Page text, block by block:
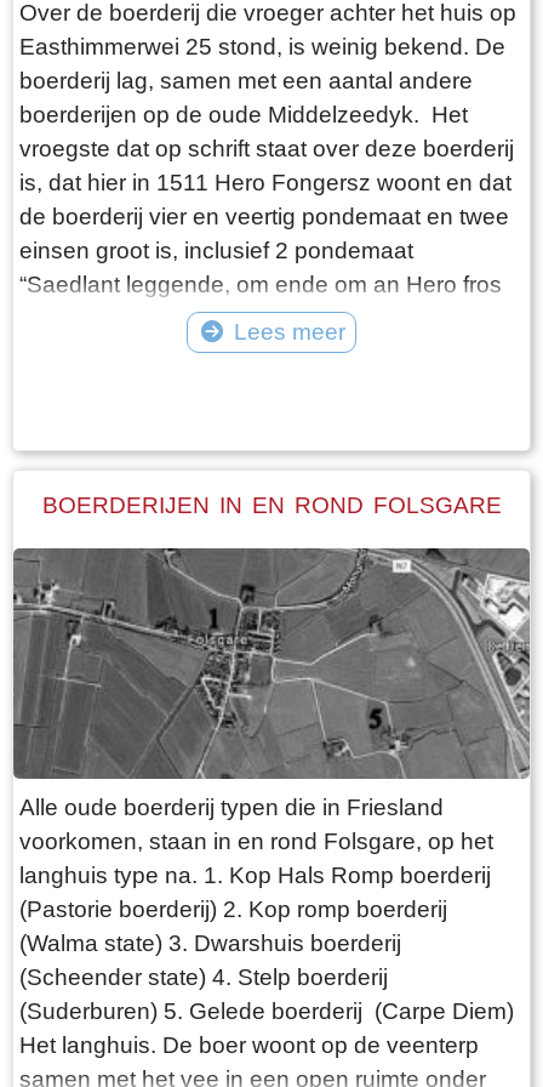
een groot deel van het jaar onbegaanbaar.
Vervoer over water is de belangrijkste
verbinding tot in 1914 de Easthimmerwei wordt
aangelegd. Nadat de beweegbare brug in
Oosthem in 1953 wordt vervangen door een
vaste brug, is het voorgoed voorbij met het
goederenvervoer over water.
Over de boerderij die vroeger achter het huis op
Easthimmerwei 25 stond, is weinig bekend. De
boerderij lag, samen met een aantal andere
boerderijen op de oude Middelzeedyk. Het
vroegste dat op schrift staat over deze boerderij
is, dat hier in 1511 Hero Fongersz woont en dat
de boerderij vier en veertig pondemaat en twee
einsen groot is, inclusief 2 pondemaat
“Saedlant leggende, om ende om an Hero fros
huijs ende Heem“. Het weiland ligt vanaf de
boerderij tot aan de Mieddyk en het “hoijland” ligt
Folsgara naar de Tsjaerddyk om bij het land te
we lezen in een advertentie van 24 oktober
1787 in de LC: De Secretaris ADEMA, zal op
Dinsdag den 30 October 1787 ’s Na demiddags
om 1 Uur, in het Waapen van Sneek by de
Finale Palm slag verkopen Een uitmuntende
ZATHE en LANDEN met de Huizinge, Schure,
Hovinge en wydere annexen gelegen in
Folsgare, groot in het geheel, 40 een tweede
Pondematen belast met 19 Floreen by JELLE
PYTTERS bewoond Petry en May 1793 vry van
Huur, te huur doende boven de lasten a 222
Car. Guldens waarop per Pondem. geboden is
111 g.gls. Jelle Pytters (Pieters) is de zoon van
Pytter Jelles en Ytie Jorrits. Pytter en Ytie zijn in
1757 getrouwd in Oosthem en boeren daarna in
Westhem / Wolsum. Zoon Jelle wordt geboren in
Lees meer
BOERDERIJEN IN EN ROND FOLSGARE
Alle oude boerderij typen die in Friesland
voorkomen, staan in en rond Folsgare, op het
langhuis type na. 1. Kop Hals Romp boerderij
(Pastorie boerderij) 2. Kop romp boerderij
(Walma state) 3. Dwarshuis boerderij
(Scheender state) 4. Stelp boerderij
(Suderburen) 5. Gelede boerderij (Carpe Diem)
Het langhuis. De boer woont op de veenterp
samen met het vee in een open ruimte onder